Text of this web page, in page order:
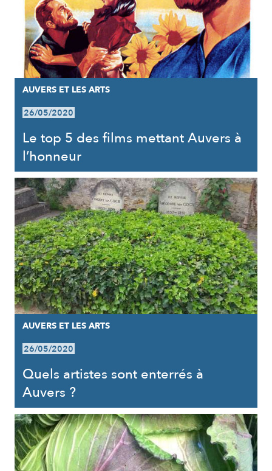
AUVERS ET LES ARTS
26/05/2020
Le top 5 des films mettant Auvers à
l’honneur
AUVERS ET LES ARTS
26/05/2020
Quels artistes sont enterrés à
Auvers ?